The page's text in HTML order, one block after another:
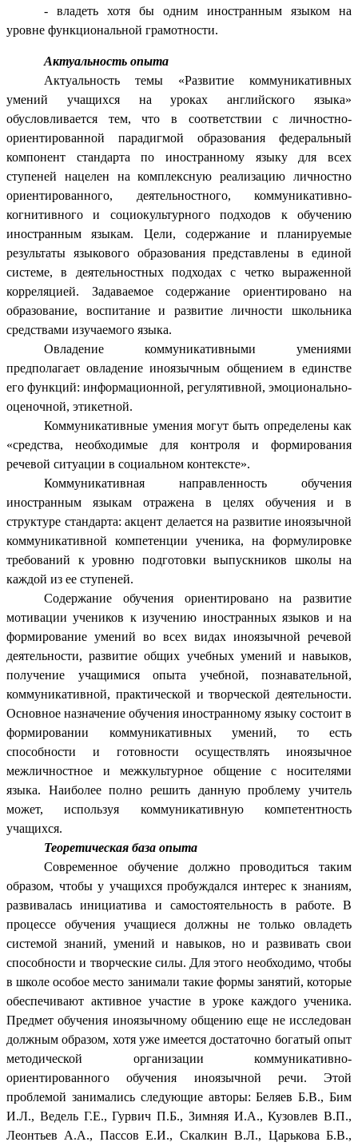
- владеть хотя бы одним иностранным языком на
уровне функциональной грамотности.
Актуальность опыта
Актуальность темы «Развитие коммуникативных
умений учащихся на уроках английского языка»
обусловливается тем, что в соответствии с личностно-
ориентированной парадигмой образования федеральный
компонент стандарта по иностранному языку для всех
ступеней нацелен на комплексную реализацию личностно
ориентированного, деятельностного, коммуникативно-
когнитивного и социокультурного подходов к обучению
иностранным языкам. Цели, содержание и планируемые
результаты языкового образования представлены в единой
системе, в деятельностных подходах с четко выраженной
корреляцией. Задаваемое содержание ориентировано на
образование, воспитание и развитие личности школьника
средствами изучаемого языка.
Овладение коммуникативными умениями
предполагает овладение иноязычным общением в единстве
его функций: информационной, регулятивной, эмоционально-
оценочной, этикетной.
Коммуникативные умения могут быть определены как
«средства, необходимые для контроля и формирования
речевой ситуации в социальном контексте».
Коммуникативная направленность обучения
иностранным языкам отражена в целях обучения и в
структуре стандарта: акцент делается на развитие иноязычной
коммуникативной компетенции ученика, на формулировке
требований к уровню подготовки выпускников школы на
каждой из ее ступеней.
Содержание обучения ориентировано на развитие
мотивации учеников к изучению иностранных языков и на
формирование умений во всех видах иноязычной речевой
деятельности, развитие общих учебных умений и навыков,
получение учащимися опыта учебной, познавательной,
коммуникативной, практической и творческой деятельности.
Основное назначение обучения иностранному языку состоит в
формировании коммуникативных умений, то есть
способности и готовности осуществлять иноязычное
межличностное и межкультурное общение с носителями
языка. Наиболее полно решить данную проблему учитель
может, используя коммуникативную компетентность
учащихся.
Теоретическая база опыта
Современное обучение должно проводиться таким
образом, чтобы у учащихся пробуждался интерес к знаниям,
развивалась инициатива и самостоятельность в работе. В
процессе обучения учащиеся должны не только овладеть
системой знаний, умений и навыков, но и развивать свои
способности и творческие силы. Для этого необходимо, чтобы
в школе особое место занимали такие формы занятий, которые
обеспечивают активное участие в уроке каждого ученика.
Предмет обучения иноязычному общению еще не исследован
должным образом, хотя уже имеется достаточно богатый опыт
методической организации коммуникативно-
ориентированного обучения иноязычной речи. Этой
проблемой занимались следующие авторы: Беляев Б.В., Бим
И.Л., Ведель Г.Е., Гурвич П.Б., Зимняя И.А., Кузовлев В.П.,
Леонтьев А.А., Пассов Е.И., Скалкин В.Л., Царькова Б.В.,